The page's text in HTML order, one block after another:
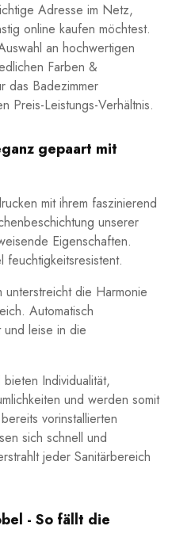
Adresse im Netz,
online kaufen möchtest.
an hochwertigen
Farben &
das Badezimmer
Preis-Leistungs-Verhältnis.
gepaart mit
mit ihrem faszinierend
unserer
Eigenschaften.
feuchtigkeitsresistent.
unterstreicht die Harmonie
Automatisch
leise in die
Individualität,
und werden somit
vorinstallierten
sich schnell und
jeder Sanitärbereich
- So fällt die